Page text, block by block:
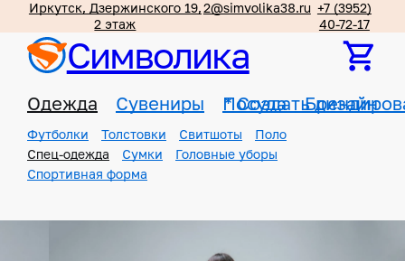
Иркутск, Дзержинского 19,
2 этаж
2@simvolika38.ru +7 (3952)
40-72-17
Символика
Одежда Сувениры Посуда
*Создать дизайн
Футболки Толстовки Свитшоты
Поло
Спец-одежда
Сумки
Головные уборы
Спортивная форма